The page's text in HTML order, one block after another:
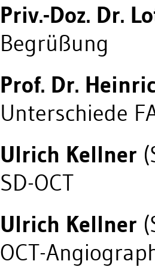
Priv.-Doz. Dr.
Begrüßung
Prof. Dr.
Unterschiede
Ulrich Kellner
SD-OCT
Ulrich Kellner
OCT-